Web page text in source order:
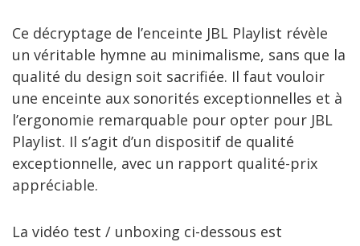
Ce décryptage de l’enceinte JBL Playlist révèle
un véritable hymne au minimalisme, sans que la
qualité du design soit sacrifiée. Il faut vouloir
une enceinte aux sonorités exceptionnelles et à
l’ergonomie remarquable pour opter pour JBL
Playlist. Il s’agit d’un dispositif de qualité
exceptionnelle, avec un rapport qualité-prix
appréciable.
La vidéo test / unboxing ci-dessous est